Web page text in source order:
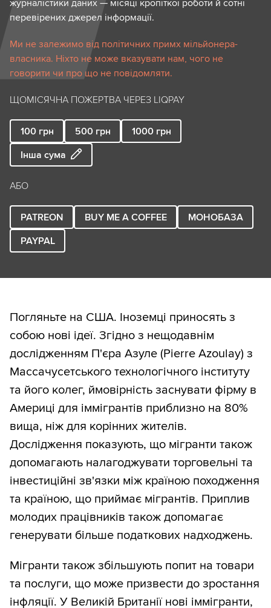
журналістики даних — місяці кропіткої роботи й сотні
перевірених джерел інформації.
Ми не залежимо від політичних примх мільйонера-
власника. Ніхто не може вказувати нам, чого не
говорити чи про що не повідомляти.
ЩОМІСЯЧНА ПОЖЕРТВА ЧЕРЕЗ LIQPAY
100 грн 500 грн 1000 грн
Інша сума
АБО
PATREON BUY ME A COFFEE
МОНОБАЗА
PAYPAL
Погляньте на США. Іноземці приносять з
собою нові ідеї. Згідно з нещодавнім
дослідженням П'єра Азуле (Pierre Azoulay) з
Массачусетського технологічного інституту
та його колег, ймовірність заснувати фірму в
Америці для іммігрантів приблизно на 80%
вища, ніж для корінних жителів.
Дослідження показують, що мігранти також
допомагають налагоджувати торговельні та
інвестиційні зв'язки між країною походження
та країною, що приймає мігрантів. Приплив
молодих працівників також допомагає
генерувати більше податкових надходжень.
Мігранти також збільшують попит на товари
та послуги, що може призвести до зростання
інфляції. У Великій Британії нові іммігранти,